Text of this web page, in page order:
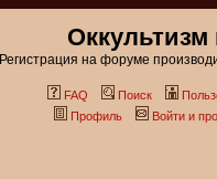
Регистрация на форуме
FAQ Поиск
Профиль
Войти и